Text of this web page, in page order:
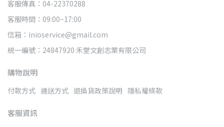
客服傳真：04-22370288
客服時間：09:00~17:00
信箱：inioservice@gmail.com
統一編號：24847920 禾堂文創志業有限公司
購物說明
付款方式 運送方式 退換貨政策說明 隱私權條款
客服資訊